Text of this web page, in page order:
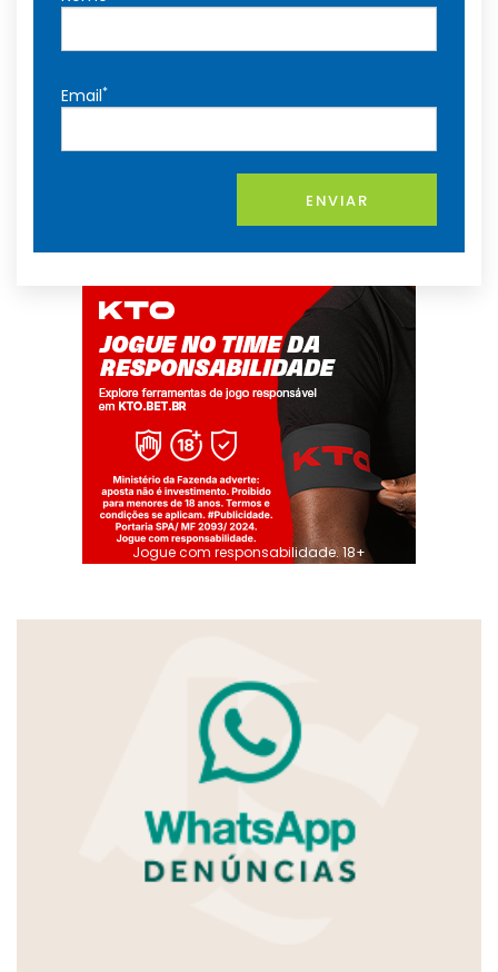
Email*
ENVIAR
Jogue com responsabilidade. 18+